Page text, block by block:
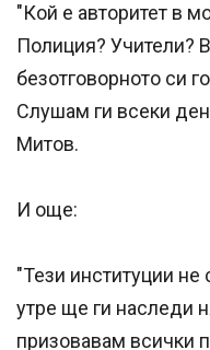
"Кой е авторитет в
Полиция? Учители?
безотговорното си
Слушам ги всеки
Митов.
И още:
"Тези институции не
утре ще ги наследи
призовавам всички